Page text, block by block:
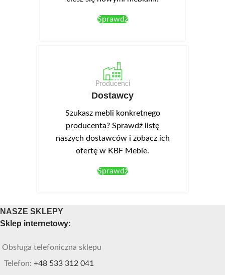
Sprawdź
Producenci
Dostawcy
Szukasz mebli konkretnego
producenta? Sprawdź listę
naszych dostawców i zobacz ich
ofertę w KBF Meble.
Sprawdź
NASZE SKLEPY
Sklep internetowy:
Obsługa telefoniczna sklepu
Telefon: +48 533 312 041